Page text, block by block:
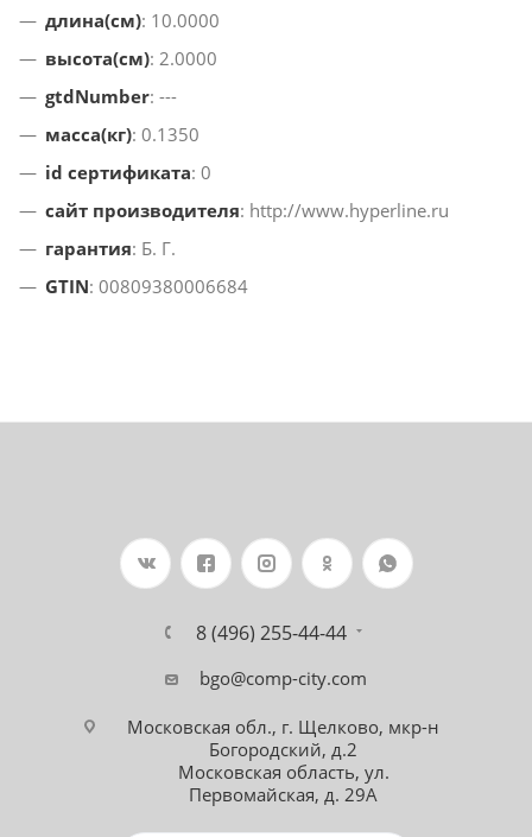
длина(см): 10.0000
высота(см): 2.0000
gtdNumber: ---
масса(кг): 0.1350
id сертификата: 0
сайт производителя: http://www.hyperline.ru
гарантия: Б. Г.
GTIN: 00809380006684
8 (496) 255-44-44
bgo@comp-city.com
Московская обл., г. Щелково, мкр-н
Богородский, д.2
Московская область, ул.
Первомайская, д. 29А